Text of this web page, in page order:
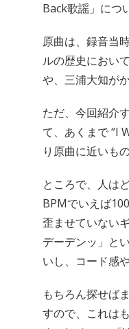
Back歌謡」につ
原曲は、録音当
ルの歴史におい
や、三浦大知が
ただ、今回紹介
て、あくまで “I
り原曲に近いも
ところで、人は
BPMでいえば
歪ませていない
デーデンッ」と
いし、コード感
もちろん探せば
すので、これは